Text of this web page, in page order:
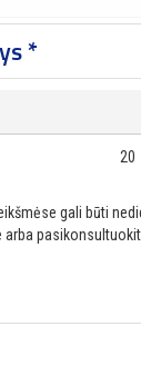
*
20
gali būti